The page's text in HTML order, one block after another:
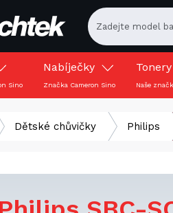
Sino
Nabíječky
Značka Cameron Sino Naše
Dětské chůvičky Philips